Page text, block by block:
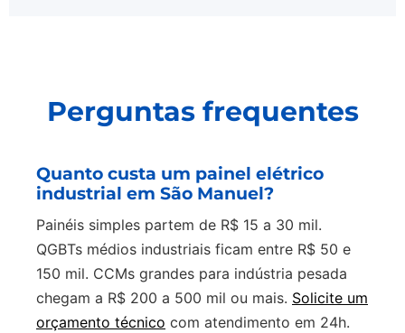
Perguntas frequentes
Quanto custa um painel elétrico
industrial em São Manuel?
Painéis simples partem de R$ 15 a 30 mil.
QGBTs médios industriais ficam entre R$ 50 e
150 mil. CCMs grandes para indústria pesada
chegam a R$ 200 a 500 mil ou mais. Solicite um
orçamento técnico com atendimento em 24h.